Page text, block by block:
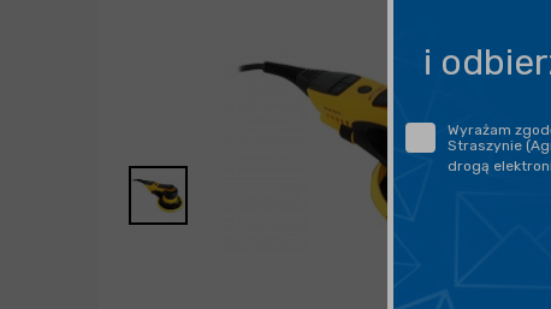
i
Wyrażam
Straszynie
drogą